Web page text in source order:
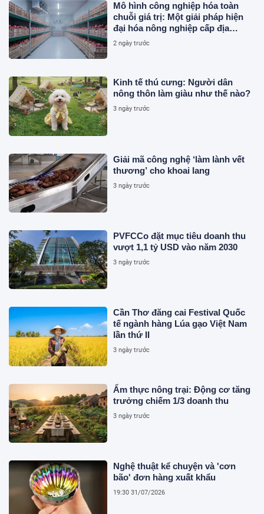
Mô hình công nghiệp hóa toàn
chuỗi giá trị: Một giải pháp hiện
đại hóa nông nghiệp cấp địa
phương tại Việt Nam
2 ngày trước
Kinh tế thú cưng: Người dân
nông thôn làm giàu như thế nào?
3 ngày trước
Giải mã công nghệ ‘làm lành vết
thương’ cho khoai lang
3 ngày trước
PVFCCo đặt mục tiêu doanh thu
vượt 1,1 tỷ USD vào năm 2030
3 ngày trước
Cần Thơ đăng cai Festival Quốc
tế ngành hàng Lúa gạo Việt Nam
lần thứ II
3 ngày trước
Ẩm thực nông trại: Động cơ tăng
trưởng chiếm 1/3 doanh thu
3 ngày trước
Nghệ thuật kể chuyện và 'cơn
bão' đơn hàng xuất khẩu
19:30 31/07/2026